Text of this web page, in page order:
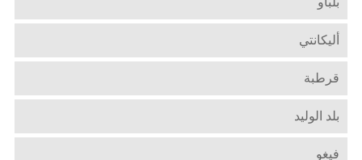
أليكانتي
قرطبة
بلد الوليد
فيغو